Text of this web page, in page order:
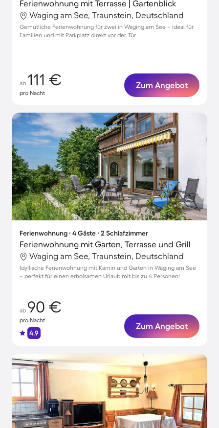
Ferienwohnung mit Terrasse | Gartenblick
Waging am See, Traunstein, Deutschland
Gemütliche Ferienwohnung für zwei in Waging am See – ideal für
Familien und mit Parkplatz direkt vor der Tür
ab 111 €
pro Nacht
Zum Angebot
Ferienwohnung ∙ 4 Gäste ∙ 2 Schlafzimmer
Ferienwohnung mit Garten, Terrasse und Grill
Waging am See, Traunstein, Deutschland
Idyllische Ferienwohnung mit Kamin und Garten in Waging am See
– perfekt für einen erholsamen Urlaub mit bis zu 4 Personen!
ab 90 €
pro Nacht
4.9
Zum Angebot